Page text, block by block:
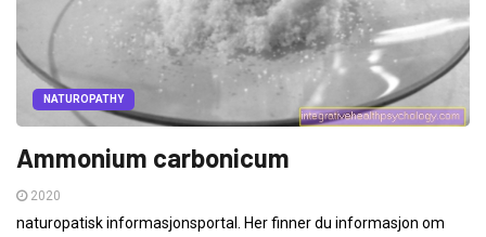
NATUROPATHY
Ammonium carbonicum
2020
naturopatisk informasjonsportal. Her finner du informasjon om